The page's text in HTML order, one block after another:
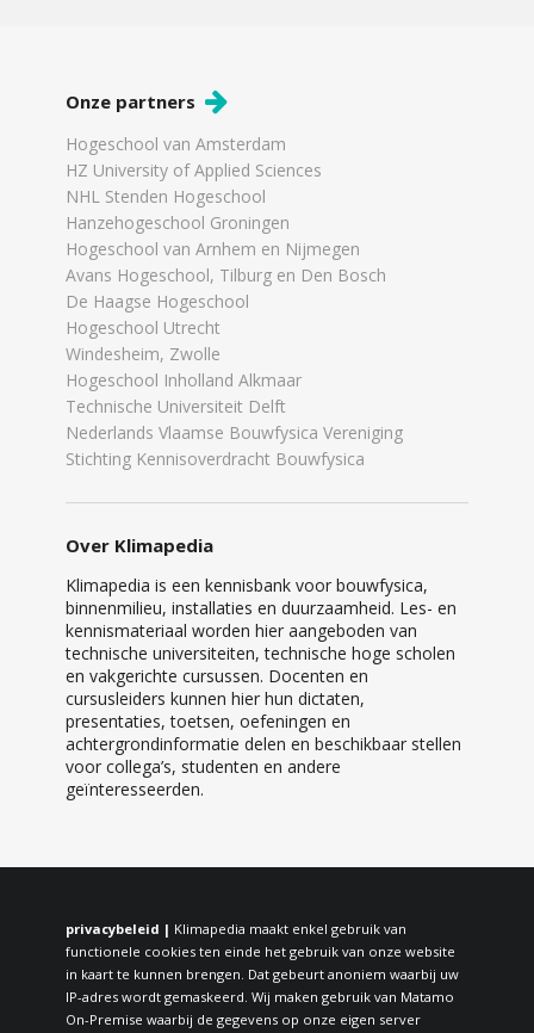
Onze partners
Hogeschool van Amsterdam
HZ University of Applied Sciences
NHL Stenden Hogeschool
Hanzehogeschool Groningen
Hogeschool van Arnhem en Nijmegen
Avans Hogeschool, Tilburg en Den Bosch
De Haagse Hogeschool
Hogeschool Utrecht
Windesheim, Zwolle
Hogeschool Inholland Alkmaar
Technische Universiteit Delft
Nederlands Vlaamse Bouwfysica Vereniging
Stichting Kennisoverdracht Bouwfysica
Over Klimapedia
Klimapedia is een kennisbank voor bouwfysica,
binnenmilieu, installaties en duurzaamheid. Les- en
kennismateriaal worden hier aangeboden van
technische universiteiten, technische hoge scholen
en vakgerichte cursussen. Docenten en
cursusleiders kunnen hier hun dictaten,
presentaties, toetsen, oefeningen en
achtergrondinformatie delen en beschikbaar stellen
voor collega’s, studenten en andere
geïnteresseerden.
privacybeleid | Klimapedia maakt enkel gebruik van
functionele cookies ten einde het gebruik van onze website
in kaart te kunnen brengen. Dat gebeurt anoniem waarbij uw
IP-adres wordt gemaskeerd. Wij maken gebruik van Matamo
On-Premise waarbij de gegevens op onze eigen server